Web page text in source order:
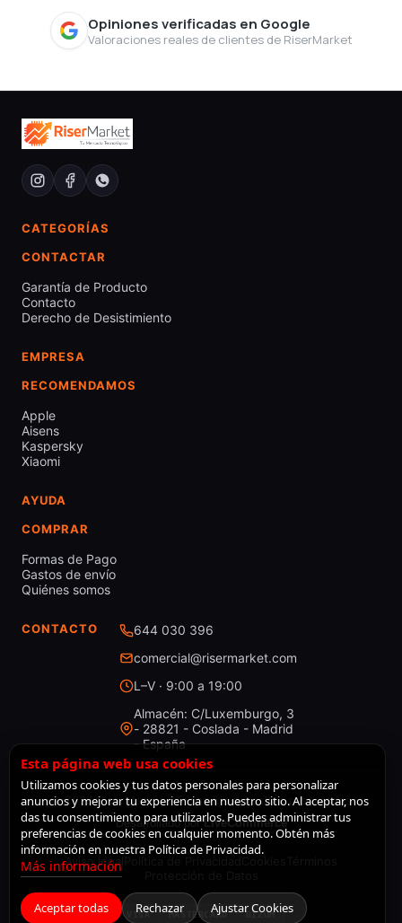
Opiniones verificadas en Google
Valoraciones reales de clientes de RiserMarket
CATEGORÍAS
CONTACTAR
Garantía de Producto
Contacto
Derecho de Desistimiento
EMPRESA
RECOMENDAMOS
Apple
Aisens
Kaspersky
Xiaomi
AYUDA
COMPRAR
Formas de Pago
Gastos de envío
Quiénes somos
CONTACTO
644 030 396
comercial@risermarket.com
L–V · 9:00 a 19:00
Almacén: C/Luxemburgo, 3
- 28821 - Coslada - Madrid
- España
© 2026 RiserMarket · Todos los derechos reservados
Desarrollado porLiveCommerce
Aviso legal
VISA MASTERCARD BIZUM
Esta página web usa cookies
Utilizamos cookies y tus datos personales para personalizar
anuncios y mejorar tu experiencia en nuestro sitio. Al aceptar, nos
das tu consentimiento para utilizarlos. Puedes administrar tus
preferencias de cookies en cualquier momento. Obtén más
información en nuestra Política de Privacidad.
Más información
Aceptar todas Rechazar Ajustar Cookies